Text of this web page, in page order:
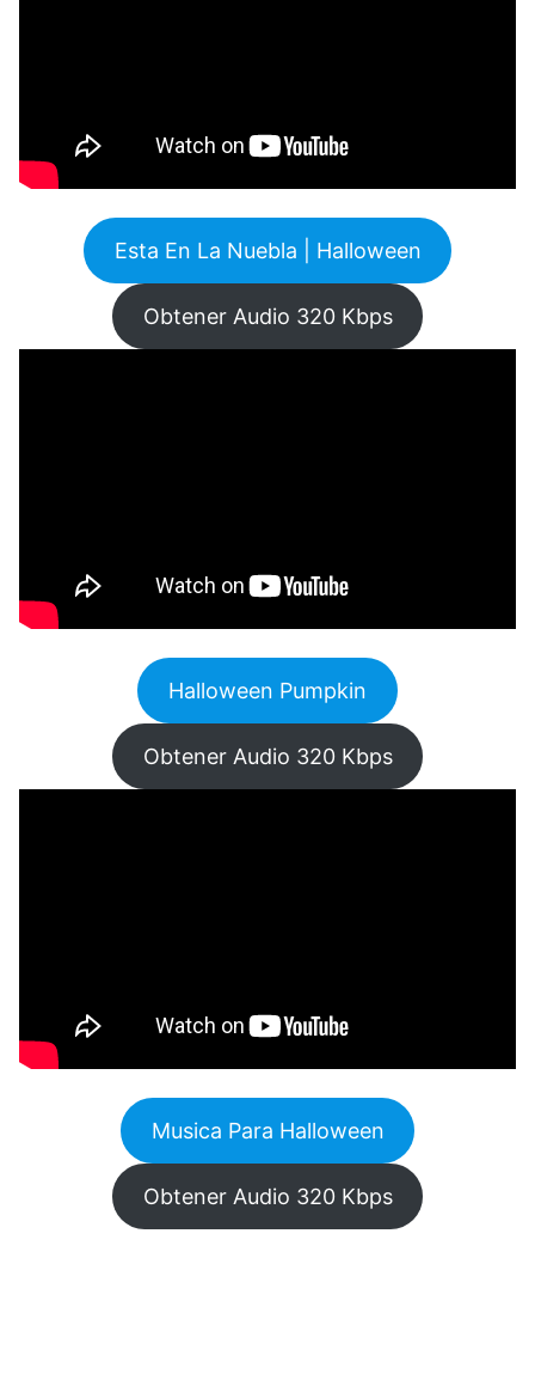
Esta En La Nuebla | Halloween
Obtener Audio 320 Kbps
Halloween Pumpkin
Obtener Audio 320 Kbps
Musica Para Halloween
Obtener Audio 320 Kbps